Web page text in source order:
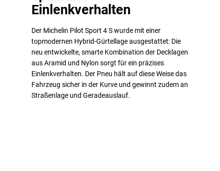
Einlenkverhalten
Der Michelin Pilot Sport 4 S wurde mit einer
topmodernen Hybrid-Gürtellage ausgestattet: Die
neu entwickelte, smarte Kombination der Decklagen
aus Aramid und Nylon sorgt für ein präzises
Einlenkverhalten. Der Pneu hält auf diese Weise das
Fahrzeug sicher in der Kurve und gewinnt zudem an
Straßenlage und Geradeauslauf.